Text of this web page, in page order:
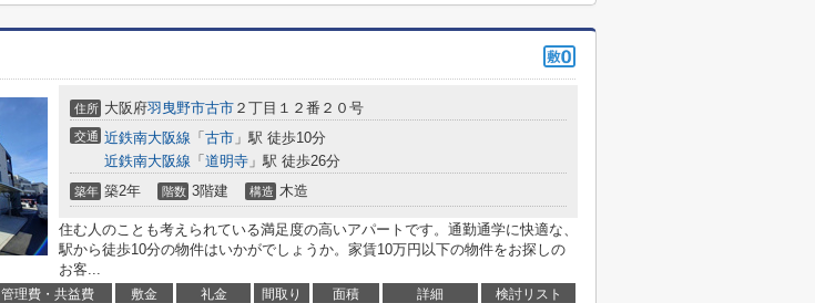
住所 大阪府羽曳野市古市 ２丁目１２番２０号
交通 近鉄南大阪線 「 古市 」駅 徒歩10分
近鉄南大阪線 「 道明寺 」駅 徒歩26分
築年 築2年 階数 3階建 構造 木造
住む人のことも考えられている満足度の高いアパートです。通勤通学に快適な、
駅から徒歩10分の物件はいかがでしょうか。家賃10万円以下の物件をお探しの
お客...
管理費・共益費 敷金 礼金 間取り 面積 詳細
検討リスト